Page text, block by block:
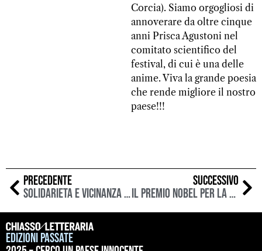
Corcia). Siamo orgogliosi di
annoverare da oltre cinque
anni Prisca Agustoni nel
comitato scientifico del
festival, di cui è una delle
anime. Viva la grande poesia
che rende migliore il nostro
paese!!!
PRECEDENTE
Solidarietà e vicinanza allo scrittore brasiliano Julián Fuks
SUCCESSIVO
Il premio Nobel per la Pace Shirin Ebadi inaugurerà ChiassoLetteraria venerdì 12 maggio 2023
Edizioni passate